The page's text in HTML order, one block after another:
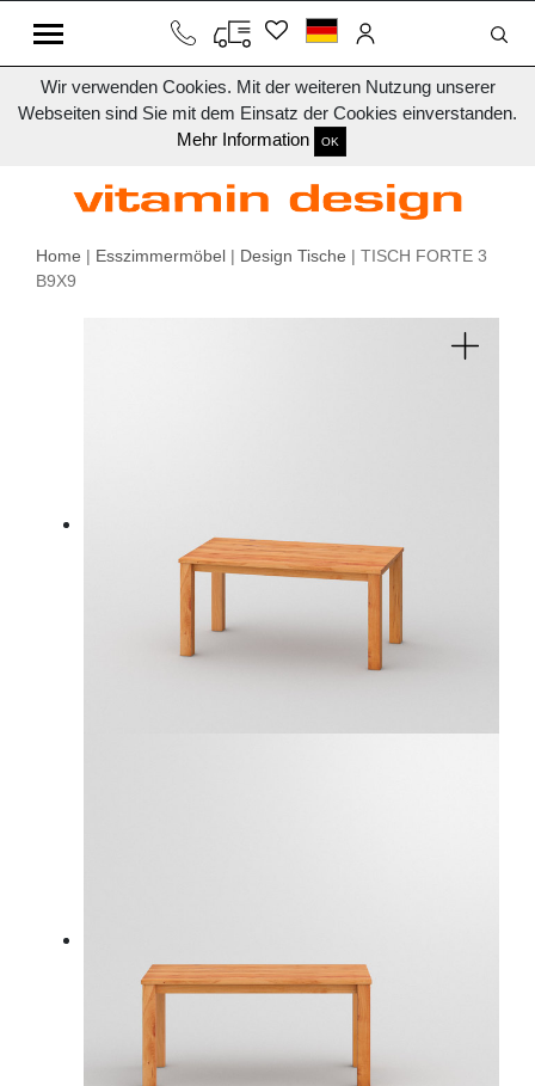
Wir verwenden Cookies. Mit der weiteren Nutzung unserer
Webseiten sind Sie mit dem Einsatz der Cookies einverstanden.
Mehr Information
OK
Home | Esszimmermöbel | Design Tische | TISCH FORTE 3
B9X9